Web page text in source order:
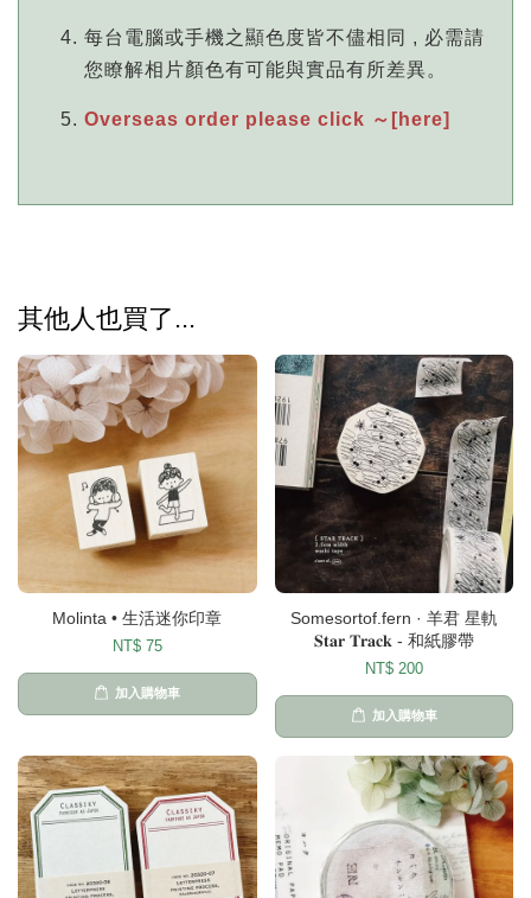
每台電腦或手機之顯色度皆不儘相同 , 必需請
您瞭解相片顏色有可能與實品有所差異。
Overseas order please click ～[here]
其他人也買了...
Molinta • 生活迷你印章
NT$ 75
加入購物車
Somesortof.fern · 羊君 星軌
𝐒𝐭𝐚𝐫 𝐓𝐫𝐚𝐜𝐤 - 和紙膠帶
NT$ 200
加入購物車